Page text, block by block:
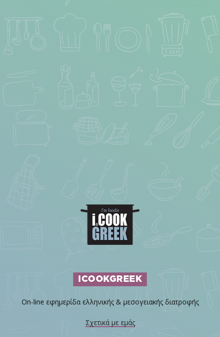
ICOOKGREEK
On-line εφημερίδα ελληνικής & μεσογειακής διατροφής
Σχετικά με εμάς